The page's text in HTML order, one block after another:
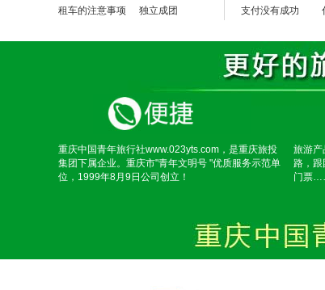
租车的注意事项
独立成团
支付没有成功
重庆中国青年旅行社www.023yts.com，是重庆旅投
集团下属企业。重庆市"青年文明号 "优质服务示范单
位，1999年8月9日公司创立！
旅游产
路，跟
门票